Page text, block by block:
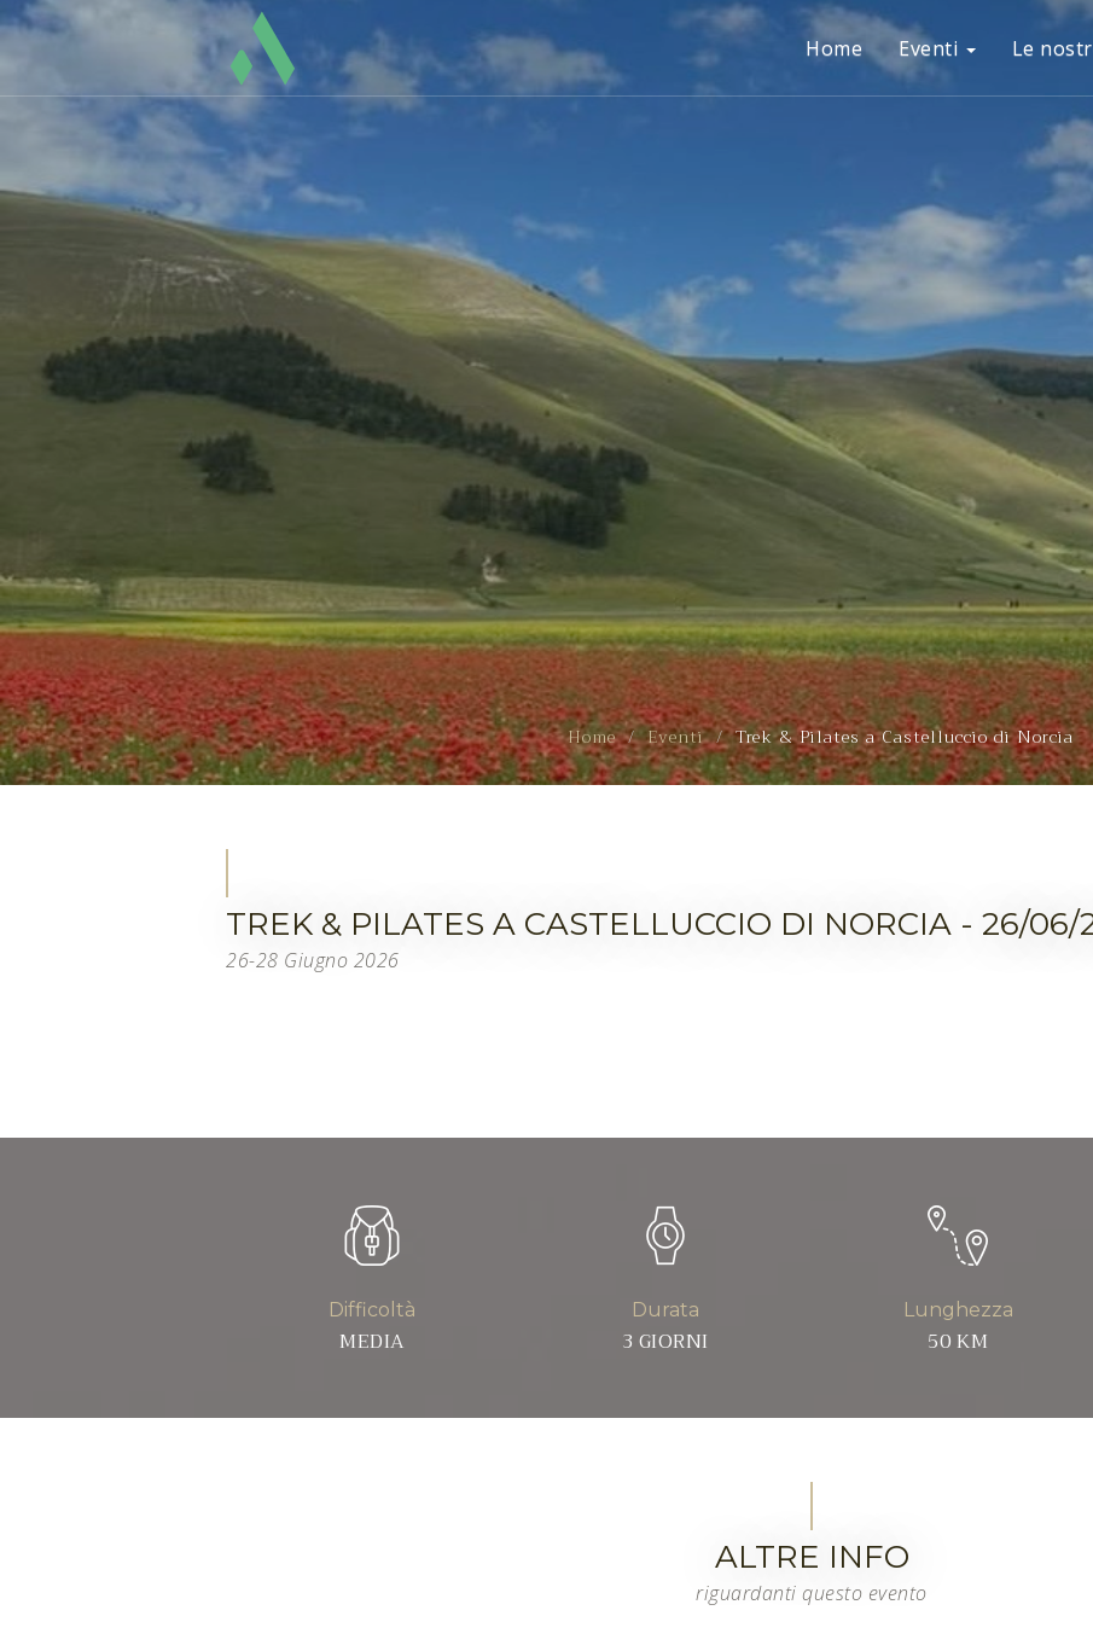
Home Eventi Le
Home Eventi Trek & Pilates a Castelluccio di Norcia
TREK & PILATES A CASTELLUCCIO DI NORCIA - 26/06/
26-28 Giugno 2026
Difficoltà
MEDIA
Durata
3 GIORNI
Lunghezza
50 KM
ALTRE INFO
riguardanti questo evento